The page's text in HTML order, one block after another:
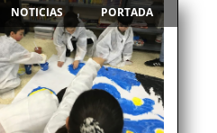
NOTICIAS , PORTADA